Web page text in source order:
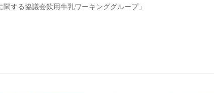
する協議会飲用牛乳ワーキンググループ」